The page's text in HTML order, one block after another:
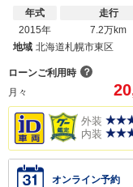
年式
2015年
走行
7.2万km
地域 北海道札幌市東区
ローンご利用時 ？
月々
外装
内装
オンライン予約